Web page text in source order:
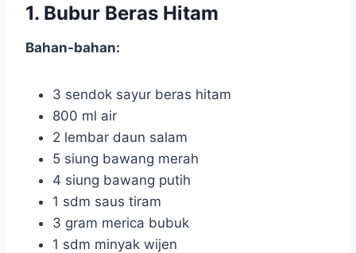
1. Bubur Beras Hitam
Bahan-bahan:
3 sendok sayur beras hitam
800 ml air
2 lembar daun salam
5 siung bawang merah
4 siung bawang putih
1 sdm saus tiram
3 gram merica bubuk
1 sdm minyak wijen